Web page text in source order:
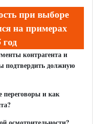
при выборе
на примерах
год
контрагента и
должную
переговоры и как